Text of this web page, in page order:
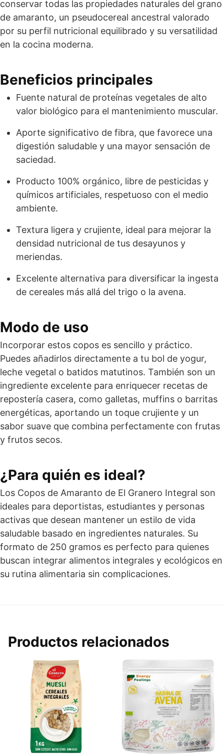
conservar todas las propiedades naturales del grano
de amaranto, un pseudocereal ancestral valorado
por su perfil nutricional equilibrado y su versatilidad
en la cocina moderna.
Beneficios principales
Fuente natural de proteínas vegetales de alto
valor biológico para el mantenimiento muscular.
Aporte significativo de fibra, que favorece una
digestión saludable y una mayor sensación de
saciedad.
Producto 100% orgánico, libre de pesticidas y
químicos artificiales, respetuoso con el medio
ambiente.
Textura ligera y crujiente, ideal para mejorar la
densidad nutricional de tus desayunos y
meriendas.
Excelente alternativa para diversificar la ingesta
de cereales más allá del trigo o la avena.
Modo de uso
Incorporar estos copos es sencillo y práctico.
Puedes añadirlos directamente a tu bol de yogur,
leche vegetal o batidos matutinos. También son un
ingrediente excelente para enriquecer recetas de
repostería casera, como galletas, muffins o barritas
energéticas, aportando un toque crujiente y un
sabor suave que combina perfectamente con frutas
y frutos secos.
¿Para quién es ideal?
Los Copos de Amaranto de El Granero Integral son
ideales para deportistas, estudiantes y personas
activas que desean mantener un estilo de vida
saludable basado en ingredientes naturales. Su
formato de 250 gramos es perfecto para quienes
buscan integrar alimentos integrales y ecológicos en
su rutina alimentaria sin complicaciones.
Productos relacionados